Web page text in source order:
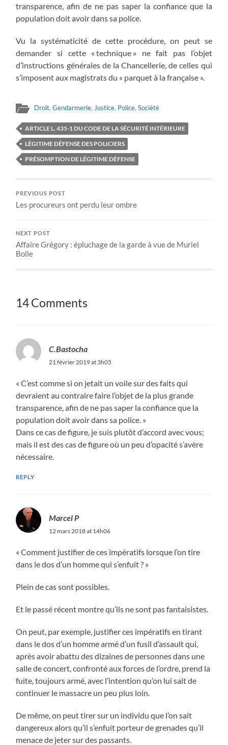
transparence, afin de ne pas saper la confiance que la
population doit avoir dans sa police.
Vu la systématicité de cette procédure, on peut se
demander si cette « technique » ne fait pas l’objet
d’instructions générales de la Chancellerie, de celles qui
s’imposent aux magistrats du « parquet à la française ».
Droit,Gendarmerie, Justice, Police,Société
ARTICLE L. 435-1 DU CODE DE LA SÉCURITÉ INTÉRIEURE
LÉGITIME DÉFENSE DES POLICIERS
PRÉSOMPTION DE LÉGITIME DÉFENSE
PREVIOUS POST
Les procureurs ont perdu leur ombre
NEXT POST
Affaire Grégory : épluchage de la garde à vue de Muriel
Bolle
14 Comments
C.Bastocha
21 février 2019 at 3h05
« C’est comme si on jetait un voile sur des faits qui
devraient au contraire faire l’objet de la plus grande
transparence, afin de ne pas saper la confiance que la
population doit avoir dans sa police. »
Dans ce cas de figure, je suis plutôt d’accord avec vous;
mais il est des cas de figure où un peu d’opacité s’avère
nécessaire.
REPLY
Marcel P
12 mars 2018 at 14h06
« Comment justifier de ces impératifs lorsque l’on tire
dans le dos d’un homme qui s’enfuit ? »
Plein de cas sont possibles.
Et le passé récent montre qu’ils ne sont pas fantaisistes.
On peut, par exemple, justifier ces impératifs en tirant
dans le dos d’un homme armé d’un fusil d’assault qui,
après avoir abattu des dizaines de personnes dans une
salle de concert, confronté aux forces de l’ordre, prend la
fuite, toujours armé, avec l’intention qu’on lui sait de
continuer le massacre un peu plus loin.
De même, on peut tirer sur un individu que l’on sait
dangereux alors qu’il s’enfuit porteur de grenades qu’il
menace de jeter sur des passants.